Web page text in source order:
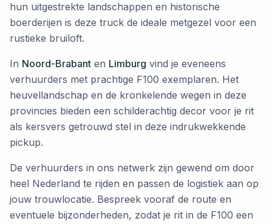
hun uitgestrekte landschappen en historische
boerderijen is deze truck de ideale metgezel voor een
rustieke bruiloft.
In Noord-Brabant en Limburg vind je eveneens
verhuurders met prachtige F100 exemplaren. Het
heuvellandschap en de kronkelende wegen in deze
provincies bieden een schilderachtig decor voor je rit
als kersvers getrouwd stel in deze indrukwekkende
pickup.
De verhuurders in ons netwerk zijn gewend om door
heel Nederland te rijden en passen de logistiek aan op
jouw trouwlocatie. Bespreek vooraf de route en
eventuele bijzonderheden, zodat je rit in de F100 een